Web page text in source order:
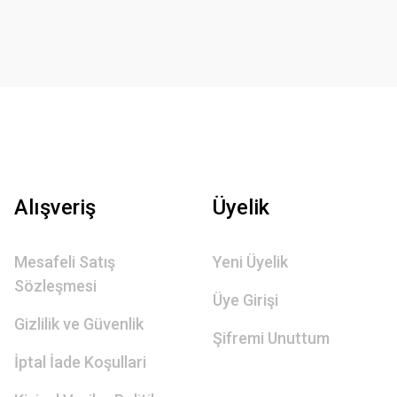
Alışveriş
Mesafeli Satış
Sözleşmesi
Gizlilik ve Güvenlik
İptal İade Koşullari
Üyelik
Yeni Üyelik
Üye Girişi
Şifremi Unuttum